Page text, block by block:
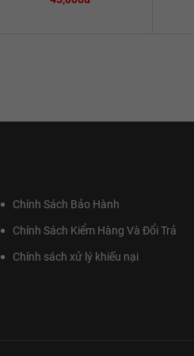
Chính Sách Bảo Hành
Chính Sách Kiểm Hàng Và Đổi Trả
Chính sách xử lý khiếu nại